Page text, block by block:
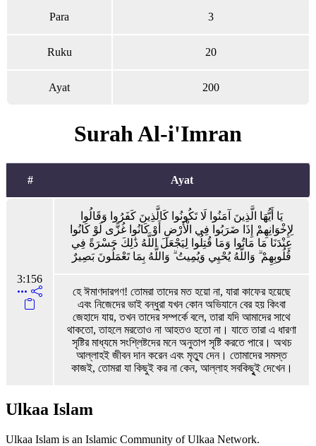
Para 3
Ruku 20
Ayat 200
Surah Al-i'Imran
# Ayat
3:156
يَا أَيُّهَا الَّذِينَ آمَنُوا لَا تَكُونُوا كَالَّذِينَ كَفَرُوا وَقَالُوا
لِإِخْوَانِهِمْ إِذَا ضَرَبُوا فِي الْأَرْضِ أَوْ كَانُوا غُزًّى لَوْ كَانُوا
عِنْدَنَا مَا مَاتُوا وَمَا قُتِلُوا لِيَجْعَلَ اللَّهُ ذَٰلِكَ حَسْرَةً فِي
قُلُوبِهِمْ ۗ وَاللَّهُ يُحْيِي وَيُمِيتُ ۗ وَاللَّهُ بِمَا تَعْمَلُونَ بَصِيرٌ
হে ঈমাণদারগণ! তোমরা তাদের মত হয়ো না, যারা কাফের হয়েছে
এবং নিজেদের ভাই বন্ধুরা যখন কোন অভিযানে বের হয় কিংবা
জেহাদে যায়, তখন তাদের সম্পর্কে বলে, তারা যদি আমাদের সাথে
থাকতো, তাহলে মরতোও না আহতও হতো না। যাতে তারা এ ধারণা
সৃষ্টির মাধ্যমে সংশ্লিষ্টদের মনে অনুতাপ সৃষ্টি করতে পারে। অথচ
আল্লাহই জীবন দান করেন এবং মৃত্যু দেন। তোমাদের সমস্ত
কাজই, তোমরা যা কিছুই কর না কেন, আল্লাহ সবকিছুৃই দেখেন।
Ulkaa Islam
Ulkaa Islam is an Islamic Community of Ulkaa Network.